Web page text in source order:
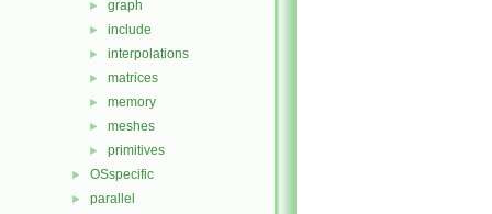
► graph
► include
► interpolations
► matrices
► memory
► meshes
► primitives
► OSspecific
► parallel